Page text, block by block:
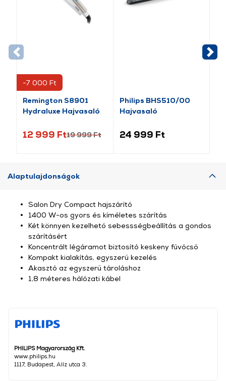
-7 000 Ft
Remington S8901
Hydraluxe Hajvasaló
12 999 Ft19 999 Ft
Philips BHS510/00
Hajvasaló
24 999 Ft
Alaptulajdonságok
PHILIPS Magyarország Kft.
www.philips.hu
1117, Budapest, Alíz utca 3.
Salon Dry Compact hajszárító
1400 W-os gyors és kíméletes szárítás
Két könnyen kezelhető sebessségbeállítás a gondos
szárításért
Koncentrált légáramot biztosító keskeny fúvócső
Kompakt kialakítás, egyszerű kezelés
Akasztó az egyszerű tároláshoz
1,8 méteres hálózati kábel